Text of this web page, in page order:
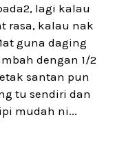
lagi kalau
rasa, kalau nak
guna daging
dengan 1/2
santan pun
tu sendiri dan
mudah ni...